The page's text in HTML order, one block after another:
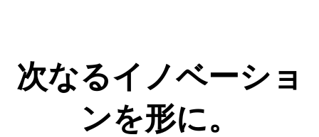
次なる​イノベーショ
ンを​形に。​